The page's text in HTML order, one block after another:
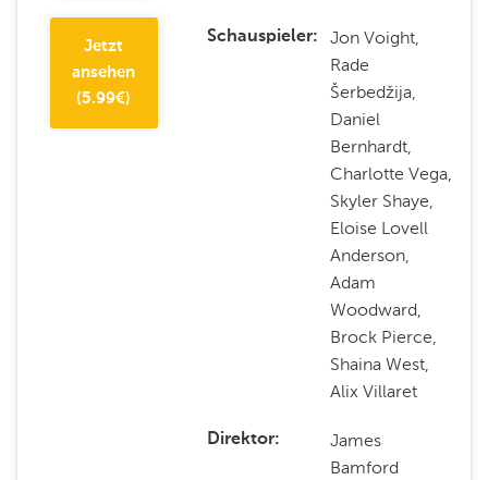
Jetzt
ansehen
(5.99€)
Schauspieler
Jon Voight,
Rade
Šerbedžija,
Daniel
Bernhardt,
Charlotte Vega,
Skyler Shaye,
Eloise Lovell
Anderson,
Adam
Woodward,
Brock Pierce,
Shaina West,
Alix Villaret
Direktor
James
Bamford